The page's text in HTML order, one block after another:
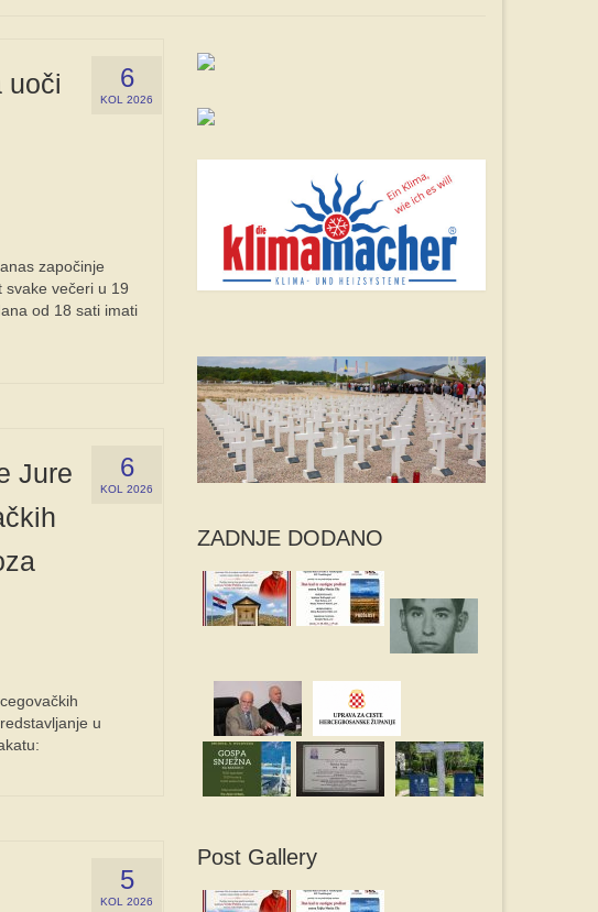
6
KOL 2026
uoči
započinje
svake večeri u 19
od 18 sati imati
6
KOL 2026
Jure
u
5
KOL 2026
ZADNJE DODANO
Post Gallery